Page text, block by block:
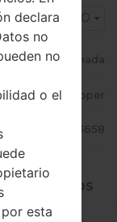
KDO
Canada
Rockhopper
ARCHIVOS
declara
no
no
o el
esta